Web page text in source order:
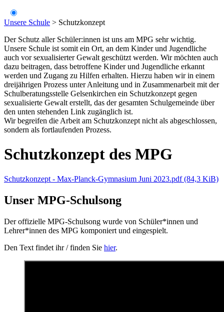
Unsere Schule > Schutzkonzept
Der Schutz aller Schüler:innen ist uns am MPG sehr wichtig.
Unsere Schule ist somit ein Ort, an dem Kinder und Jugendliche
auch vor sexualisierter Gewalt geschützt werden. Wir möchten auch
dazu beitragen, dass betroffene Kinder und Jugendliche erkannt
werden und Zugang zu Hilfen erhalten. Hierzu haben wir in einem
dreijährigen Prozess unter Anleitung und in Zusammenarbeit mit der
Schulberatungsstelle Gelsenkirchen ein Schutzkonzept gegen
sexualisierte Gewalt erstellt, das der gesamten Schulgemeinde über
den unten stehenden Link zugänglich ist.
Wir begreifen die Arbeit am Schutzkonzept nicht als abgeschlossen,
sondern als fortlaufenden Prozess.
Schutzkonzept des MPG
Schutzkonzept - Max-Planck-Gymnasium Juni 2023.pdf(84,3 KiB)
Unser MPG-Schulsong
Der offizielle MPG-Schulsong wurde von Schüler*innen und
Lehrer*innen des MPG komponiert und eingespielt.
Den Text findet ihr / finden Sie hier.